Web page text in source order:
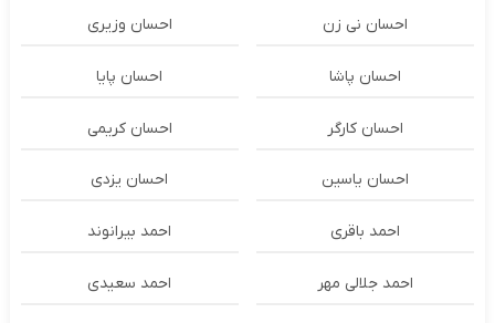
احسان نی زن احسان وزیری
احسان پاشا احسان پایا
احسان کارگر احسان کریمی
احسان یاسین احسان یزدی
احمد باقری احمد بیرانوند
احمد جلالی مهر احمد سعیدی